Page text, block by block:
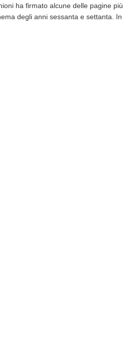
ha firmato alcune delle pagine più
degli anni sessanta e settanta. In